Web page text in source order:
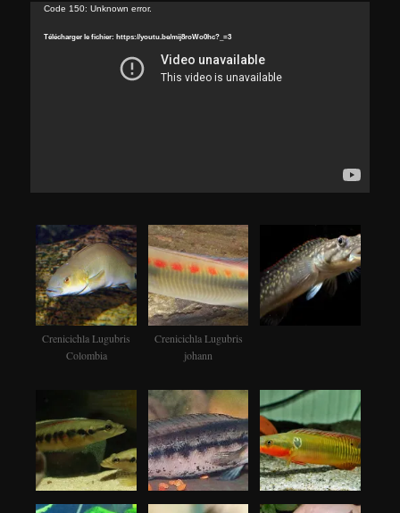
Lecteur
Code 150: Unknown error.
Télécharger le fichier: https://youtu.be/mij8roWo0hc?_=3
Crenicichla Lugubris
Colombia
Crenicichla Lugubris
johann